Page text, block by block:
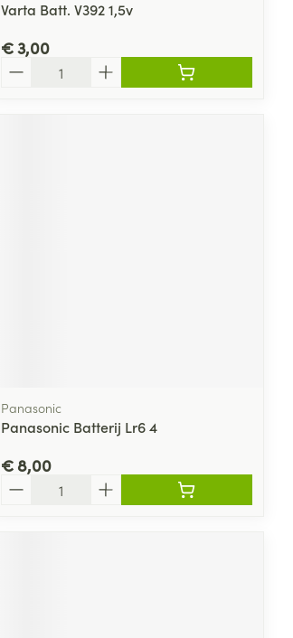
Varta Batt. V392 1,5v
€ 3,00
Panasonic
Panasonic Batterij Lr6 4
€ 8,00